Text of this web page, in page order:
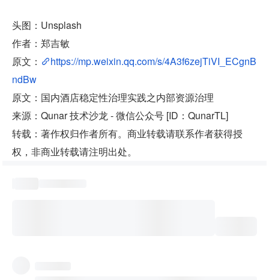
头图：Unsplash
作者：郑吉敏
原文：
https://mp.weixin.qq.com/s/4A3f6zejTiVI_ECgnB
ndBw
原文：国内酒店稳定性治理实践之内部资源治理
来源：Qunar 技术沙龙 - 微信公众号 [ID：QunarTL]
转载：著作权归作者所有。商业转载请联系作者获得授
权，非商业转载请注明出处。